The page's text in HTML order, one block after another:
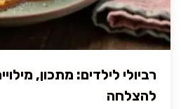
רביולי לילדים: מתכון,
להצלחה